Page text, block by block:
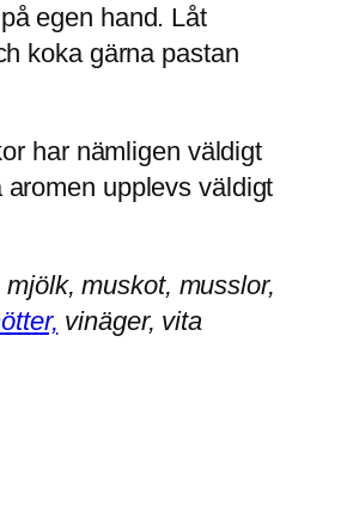
egen hand. Låt
koka gärna pastan
har nämligen väldigt
upplevs väldigt
muskot, musslor,
vinäger, vita